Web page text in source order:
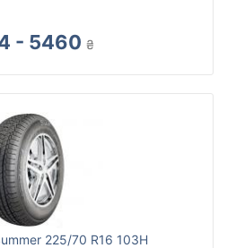
- 5460 ₴
225/70 R16 103H